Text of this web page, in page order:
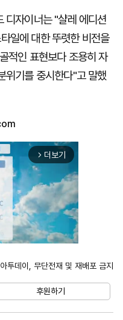
디자이너는 "샬레 에디션
일에 대한 뚜렷한 비전을
적인 표현보다 조용히 자
위기를 중시한다"고 말했
arrow_forward_ios 더보기
투데이, 무단전재 및 재배포 금지
후원하기